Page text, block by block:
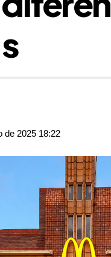
de 2025 18:22